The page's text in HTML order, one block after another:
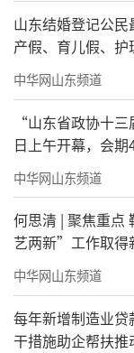
山东结婚登记公民
产假、育儿假、
中华网山东频道
“山东省政协十
日上午开幕，会期
中华网山东频道
何思清 | 聚焦重
艺两新”工作取得
中华网山东频道
每年新增制造业
干措施助企帮扶